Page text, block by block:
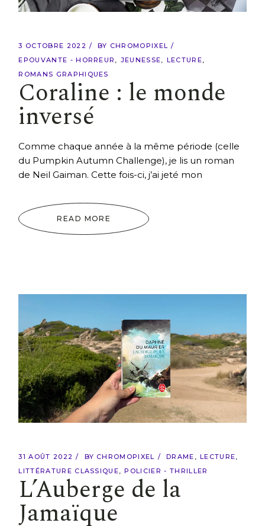
3 OCTOBRE 2022 BY CHROMOPIXEL
EPOUVANTE - HORREUR
JEUNESSE
LECTURE
ROMANS GRAPHIQUES
Coraline : le monde
inversé
Comme chaque année à la même période (celle
du Pumpkin Autumn Challenge), je lis un roman
de Neil Gaiman. Cette fois-ci, j’ai jeté mon
READ MORE
31 AOÛT 2022 BY CHROMOPIXEL DRAME
LECTURE
LITTÉRATURE CLASSIQUE
POLICIER - THRILLER
L’Auberge de la
Jamaïque